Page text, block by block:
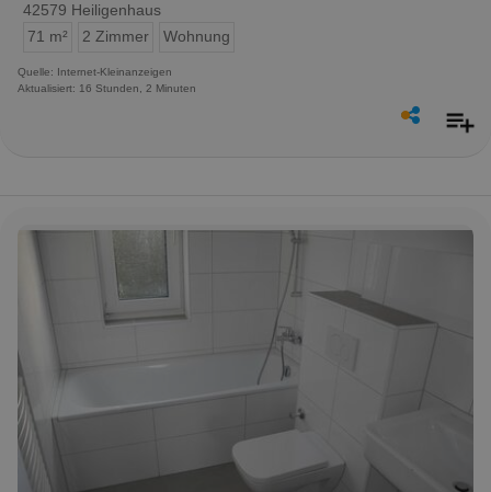
42579 Heiligenhaus
71 m²
2 Zimmer Wohnung
Quelle: Internet-Kleinanzeigen
Aktualisiert: 16 Stunden, 2 Minuten